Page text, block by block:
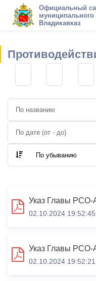
Официальный
муниципального
Владикавказ
По убыванию
02.10.2024 19:52:45
02.10.2024 19:52:21